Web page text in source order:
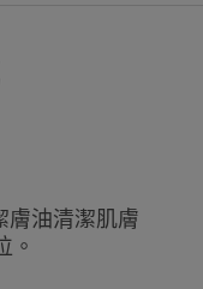
出現異位性濕敏
膚油清潔肌膚
。